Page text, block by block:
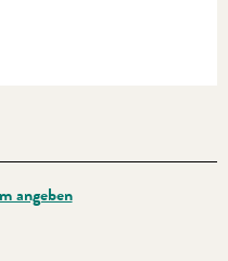
angeben